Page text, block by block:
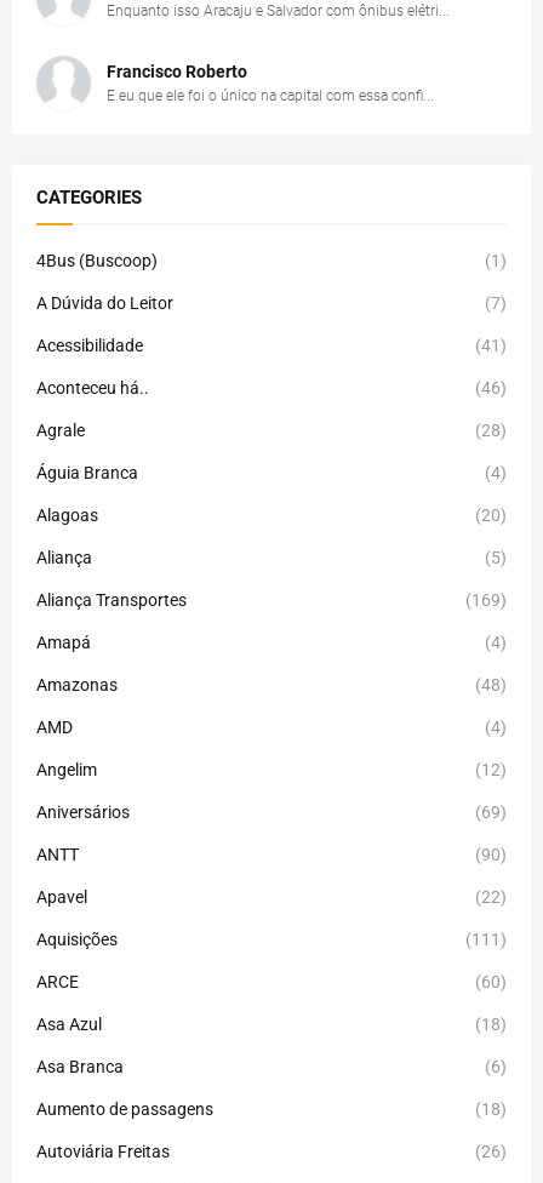
Enquanto isso Aracaju e Salvador com ônibus elétri...
Francisco Roberto
E eu que ele foi o único na capital com essa confi...
CATEGORIES
4Bus (Buscoop) (1)
A Dúvida do Leitor (7)
Acessibilidade (41)
Aconteceu há.. (46)
Agrale (28)
Águia Branca (4)
Alagoas (20)
Aliança (5)
Aliança Transportes (169)
Amapá (4)
Amazonas (48)
AMD (4)
Angelim (12)
Aniversários (69)
ANTT (90)
Apavel (22)
Aquisições (111)
ARCE (60)
Asa Azul (18)
Asa Branca (6)
Aumento de passagens (18)
Autoviária Freitas (26)